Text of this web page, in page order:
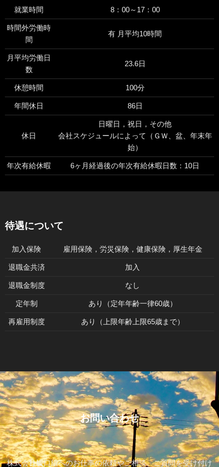
就業時間 8：00～17：00
時間外労働時
間
有 月平均10時間
月平均労働日
数
23.6日
休憩時間 100分
年間休日 86日
休日
日曜日，祝日，その他
会社スケジュールによって（ＧＷ、盆、年末年
始）
年次有給休暇 6ヶ月経過後の年次有給休暇日数：10日
待遇について
加入保険 雇用保険，労災保険，健康保険，厚生年金
退職金共済 加入
退職金制度 なし
定年制 あり（定年年齢一律60歳）
再雇用制度 あり（上限年齢上限65歳まで）
お問い合わせ
株式会社坂口組へのお仕事の依頼やご相談、ご質問を受け付け